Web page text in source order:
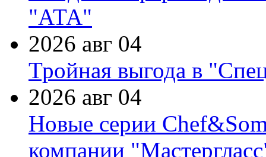
"АТА"
2026 авг 04
Тройная выгода в
2026 авг 04
Новые серии
компании